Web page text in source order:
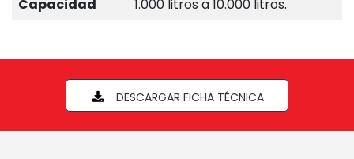
Capacidad 1.000 litros a 10.000 litros.
DESCARGAR FICHA TÉCNICA